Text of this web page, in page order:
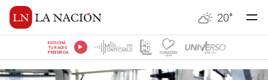
20°
ESCUCHÁ
TU RADIO
PREFERIDA